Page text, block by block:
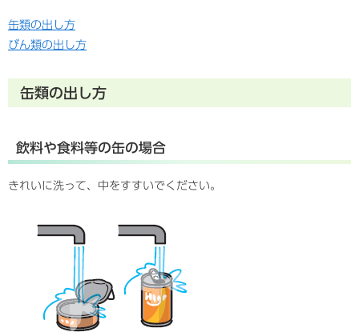
缶類の出し方
びん類の出し方
缶類の出し方
飲料や食料等の缶の場合
きれいに洗って、中をすすいでください。